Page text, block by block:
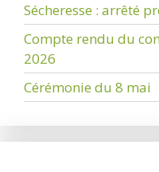
Sécheresse : arrêté
Compte rendu du
2026
Cérémonie du 8 mai